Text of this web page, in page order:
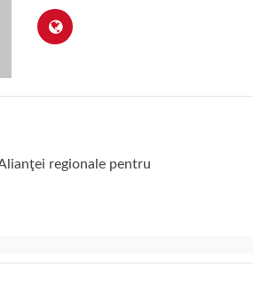
regionale pentru